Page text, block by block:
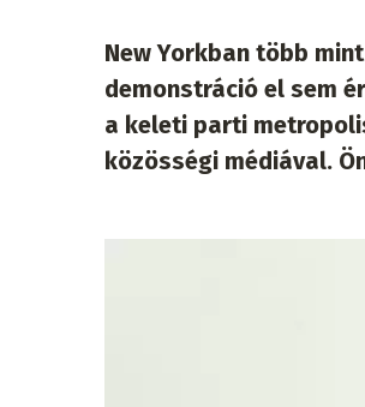
New Yorkban több
demonstráció el sem
a keleti parti
közösségi médiával.